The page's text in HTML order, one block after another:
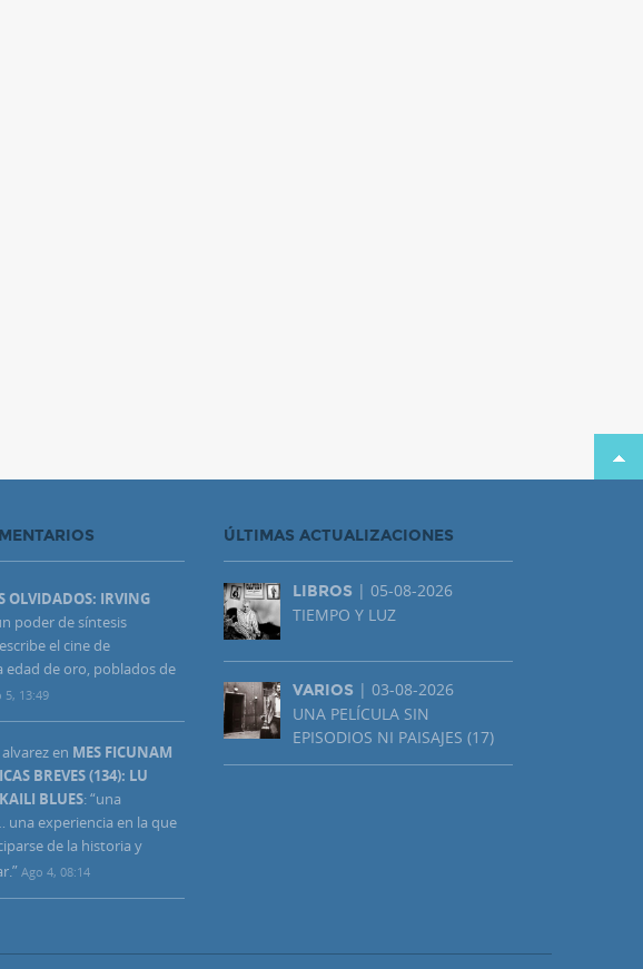
OLVIDADOS: IRVING
poder de síntesis
el cine de
edad de oro, poblados de
5, 13:49
en MES FICUNAM
BREVES (134): LU
BLUES: “una
una experiencia en la que
de la historia y
” Ago 4, 08:14
ÚLTIMAS ACTUALIZACIONES
LIBROS | 05-08-2026
TIEMPO Y LUZ
VARIOS | 03-08-2026
UNA PELÍCULA SIN
EPISODIOS NI PAISAJES (17)